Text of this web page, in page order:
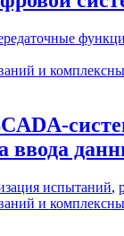
и
ввода
испытаний,
и